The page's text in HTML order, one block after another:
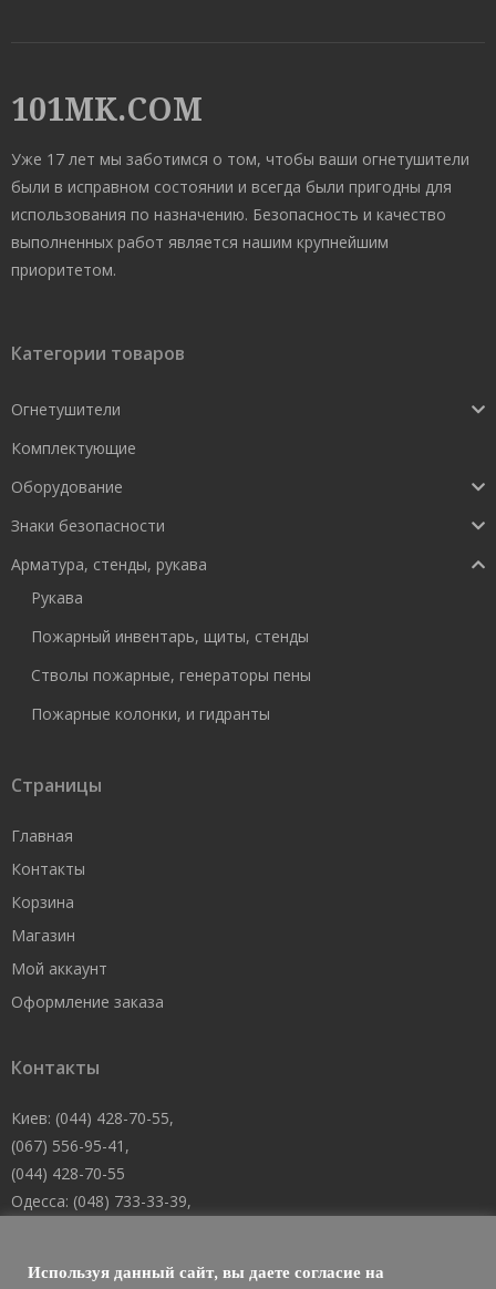
101MK.COM
Уже 17 лет мы заботимся о том, чтобы ваши огнетушители
были в исправном состоянии и всегда были пригодны для
использования по назначению. Безопасность и качество
выполненных работ является нашим крупнейшим
приоритетом.
Категории товаров
Огнетушители
Комплектующие
Оборудование
Знаки безопасности
Арматура, стенды, рукава
Рукава
Пожарный инвентарь, щиты, стенды
Стволы пожарные, генераторы пены
Пожарные колонки, и гидранты
Страницы
Главная
Контакты
Корзина
Магазин
Мой аккаунт
Оформление заказа
Контакты
Киев: (044) 428-70-55,
(067) 556-95-41,
(044) 428-70-55
Одесса: (048) 733-33-39,
Днепр: (067) 488-10-45
Используя данный сайт, вы даете согласие на